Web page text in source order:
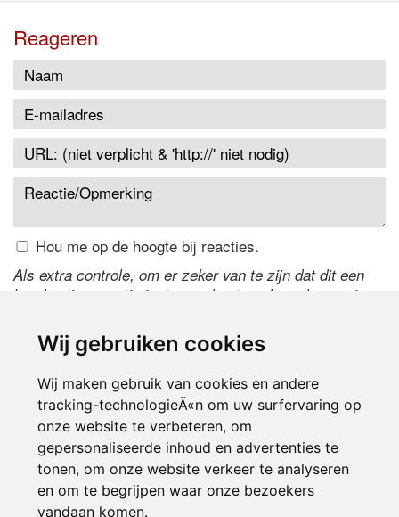
Wij gebruiken cookies
Wij maken gebruik van cookies en andere
tracking-technologieÃ«n om uw surfervaring op
onze website te verbeteren, om
gepersonaliseerde inhoud en advertenties te
tonen, om onze website verkeer te analyseren
en om te begrijpen waar onze bezoekers
vandaan komen.
Reageren
Hou me op de hoogte bij reacties.
Als extra controle, om er zeker van te zijn dat dit een
handmatige reactie is, typ onderstaande code over in
de code te wijzigen.